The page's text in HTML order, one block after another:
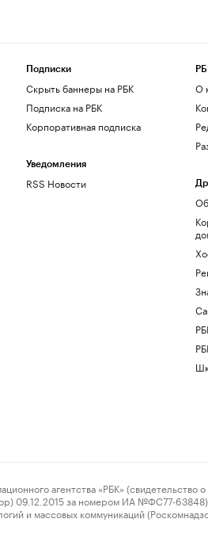
Подписки
Скрыть баннеры на РБК
Подписка на РБК
Корпоративная подписка
Уведомления
RSS Новости
О
агентства «РБК» (свидетельство о
09.12.2015 за номером ИА №ФС77-63848)
и массовых коммуникаций